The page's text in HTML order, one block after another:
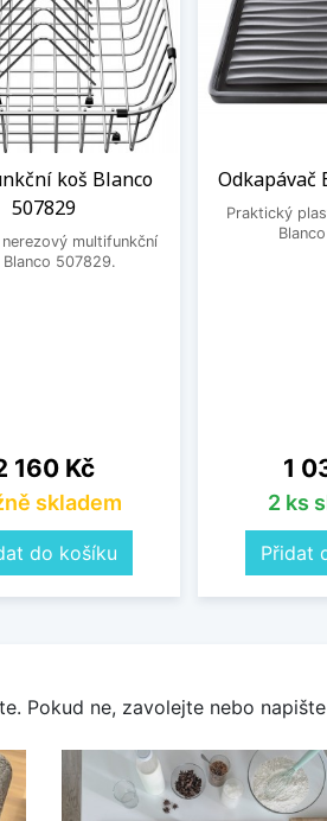
koš Blanco
507829
multifunkční
Blanco 507829.
160 Kč
skladem
do košíku
Odkapávač
Praktický
Cena
1
2 ks
Přidat
Pokud ne, zavolejte nebo